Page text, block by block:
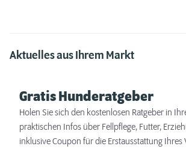
Aktuelles aus Ihrem Markt
Gratis Hunderatgeber
Holen Sie sich den kostenlosen Ratgeber in
praktischen Infos über Fellpflege, Futter,
inklusive Coupon für die Erstausstattung Ihres